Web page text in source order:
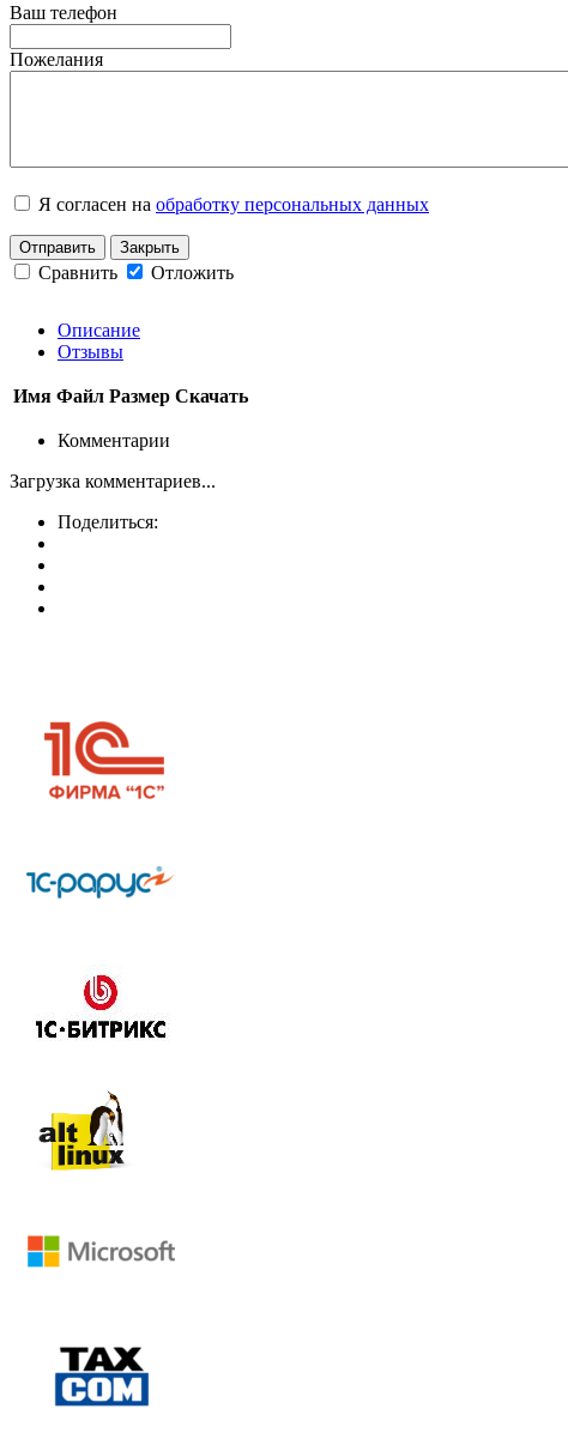
Ваш телефон
Пожелания
Я согласен на обработку персональных данных
Отправить Закрыть
Сравнить Отложить
Описание
Отзывы
Имя Файл Размер Скачать
Комментарии
Загрузка комментариев...
Поделиться: